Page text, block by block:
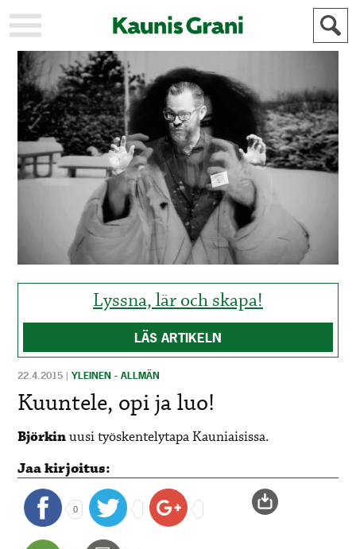
KAUPUNKI
STADEN
AJANKOHTAISTA
AKTUELLT
URHEILU
IDROTT
KULTTUURI
KULTUR
HISTORIA
HISTORIA
ALLMÄN
MAINOSTAJILLE
FÖR
ANNONSÖRER
Lyssna, lär och skapa!
LÄS ARTIKELN
22.4.2015 |YLEINEN - ALLMÄN
Kuuntele, opi ja luo!
Björkinuusi työskentelytapa Kauniaisissa.
Jaa kirjoitus:
0